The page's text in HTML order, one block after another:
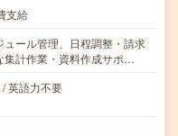
支給
ュール管理、日程調整・請求
集計作業・資料作成サポ…
英語力不要